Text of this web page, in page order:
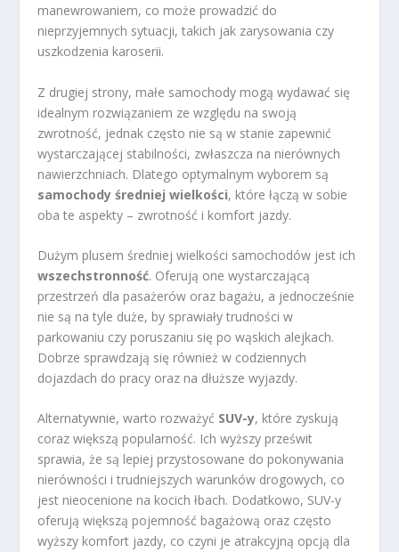
manewrowaniem, co może prowadzić do
nieprzyjemnych sytuacji, takich jak zarysowania czy
uszkodzenia karoserii.
Z drugiej strony, małe samochody mogą wydawać się
idealnym rozwiązaniem ze względu na swoją
zwrotność, jednak często nie są w stanie zapewnić
wystarczającej stabilności, zwłaszcza na nierównych
nawierzchniach. Dlatego optymalnym wyborem są
samochody średniej wielkości, które łączą w sobie
oba te aspekty – zwrotność i komfort jazdy.
Dużym plusem średniej wielkości samochodów jest ich
wszechstronność. Oferują one wystarczającą
przestrzeń dla pasażerów oraz bagażu, a jednocześnie
nie są na tyle duże, by sprawiały trudności w
parkowaniu czy poruszaniu się po wąskich alejkach.
Dobrze sprawdzają się również w codziennych
dojazdach do pracy oraz na dłuższe wyjazdy.
Alternatywnie, warto rozważyć SUV-y, które zyskują
coraz większą popularność. Ich wyższy prześwit
sprawia, że są lepiej przystosowane do pokonywania
nierówności i trudniejszych warunków drogowych, co
jest nieocenione na kocich łbach. Dodatkowo, SUV-y
oferują większą pojemność bagażową oraz często
wyższy komfort jazdy, co czyni je atrakcyjną opcją dla